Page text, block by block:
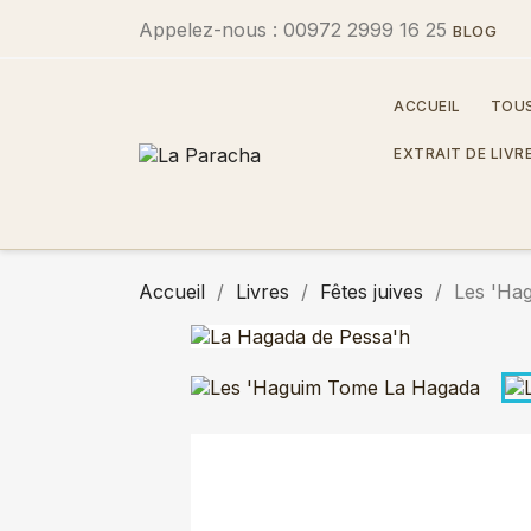
Appelez-nous : 00972 2999 16 25 BLOG
ACCUEIL
EXTRAIT DE
Accueil Livres Fêtes juives Les